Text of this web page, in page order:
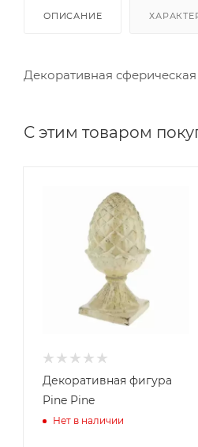
ОПИСАНИЕ
Декоративная
С этим товаром
Декоративная фигура
Pine Pine
Нет в наличии